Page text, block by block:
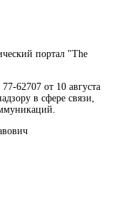
портал "The
62707 от 10 августа
в сфере связи,